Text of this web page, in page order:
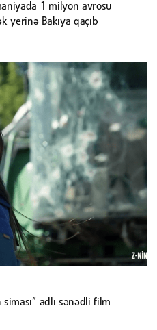
1 milyon avrosu
yerinə Bakıya qaçıb
siması” adlı sənədli film